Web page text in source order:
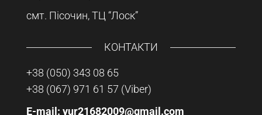
смт. Пісочин, ТЦ “Лоск”
КОНТАКТИ
+38 (050) 343 08 65
+38 (067) 971 61 57 (Viber)
E-mail: yur21682009@gmail.com